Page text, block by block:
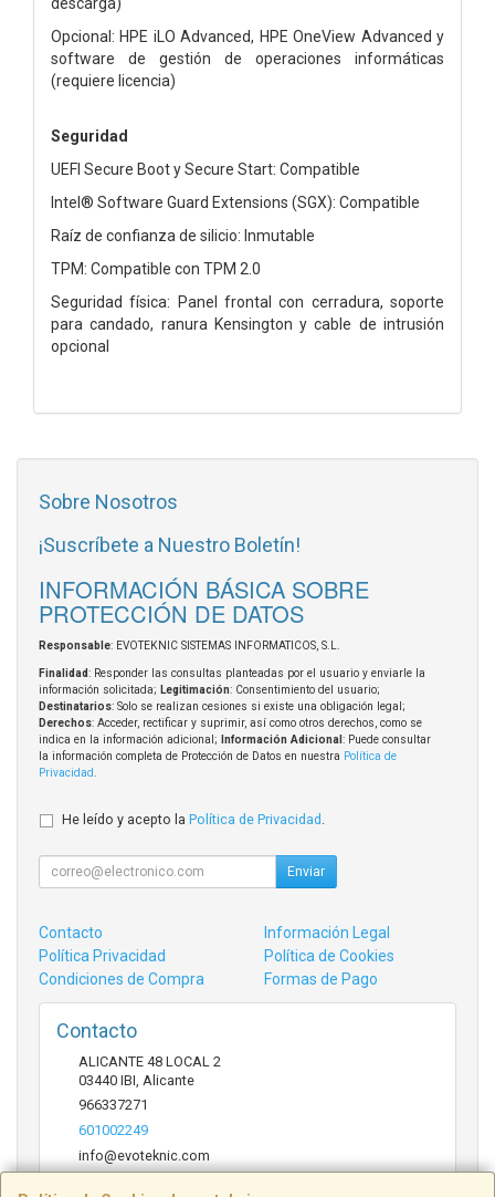
Opcional: HPE iLO Advanced, HPE OneView Advanced y
software de gestión de operaciones informáticas
(requiere licencia)
Seguridad
UEFI Secure Boot y Secure Start: Compatible
Intel® Software Guard Extensions (SGX): Compatible
Raíz de confianza de silicio: Inmutable
TPM: Compatible con TPM 2.0
Seguridad física: Panel frontal con cerradura, soporte
para candado, ranura Kensington y cable de intrusión
opcional
Sobre Nosotros
¡Suscríbete a Nuestro Boletín!
INFORMACIÓN BÁSICA SOBRE
PROTECCIÓN DE DATOS
Responsable: EVOTEKNIC SISTEMAS INFORMATICOS, S.L.
Finalidad: Responder las consultas planteadas por el usuario y enviarle la
información solicitada; Legitimación: Consentimiento del usuario;
Destinatarios: Solo se realizan cesiones si existe una obligación legal;
Derechos: Acceder, rectificar y suprimir, así como otros derechos, como se
indica en la información adicional;
Información Adicional : Puede consultar
la información completa de Protección de Datos en nuestra Política de
Privacidad
He leído y acepto la Política de Privacidad
Enviar
Contacto
Información Legal
Política Privacidad
Política de Cookies
Condiciones de Compra
Formas de Pago
Contacto
ALICANTE 48 LOCAL 2
03440 IBI Alicante
966337271
601002249
info@evoteknic.com